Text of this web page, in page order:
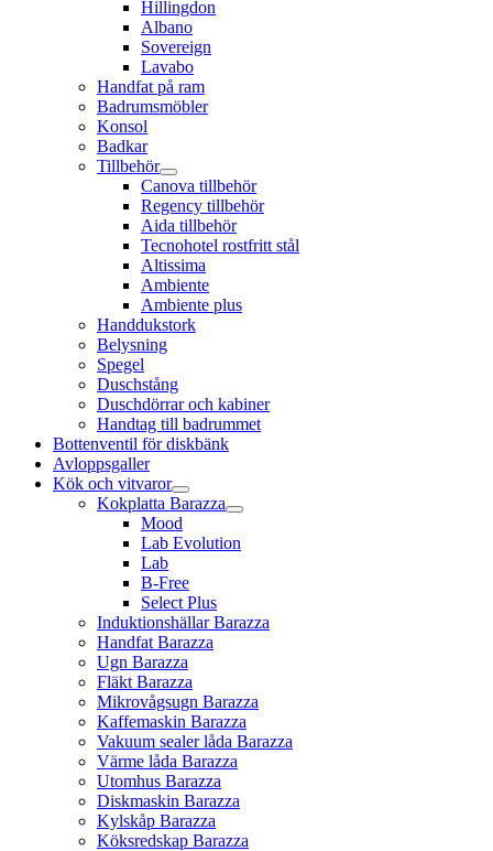
Hillingdon
Albano
Sovereign
Lavabo
Handfat på ram
Badrumsmöbler
Konsol
Badkar
Tillbehör
Canova tillbehör
Regency tillbehör
Aida tillbehör
Tecnohotel rostfritt stål
Altissima
Ambiente
Ambiente plus
Handdukstork
Belysning
Spegel
Duschstång
Duschdörrar och kabiner
Handtag till badrummet
Bottenventil för diskbänk
Avloppsgaller
Kök och vitvaror
Kokplatta Barazza
Mood
Lab Evolution
Lab
B-Free
Select Plus
Induktionshällar Barazza
Handfat Barazza
Ugn Barazza
Fläkt Barazza
Mikrovågsugn Barazza
Kaffemaskin Barazza
Vakuum sealer låda Barazza
Värme låda Barazza
Utomhus Barazza
Diskmaskin Barazza
Kylskåp Barazza
Köksredskap Barazza